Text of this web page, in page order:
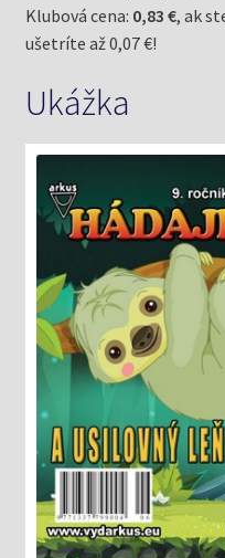
Klubová cena: 0,83 €, ak
ušetríte až 0,07 €!
Ukážka